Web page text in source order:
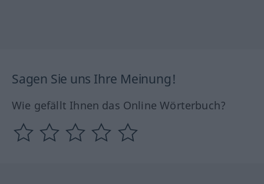
Sagen Sie uns Ihre Meinung!
Wie gefällt Ihnen das Online Wörterbuch?